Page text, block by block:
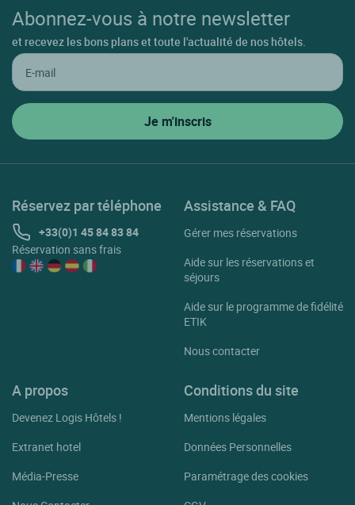
Abonnez-vous à notre newsletter
et recevez les bons plans et toute l'actualité de nos hôtels.
Réservez par téléphone
+33(0)1 45 84 83 84
Réservation sans frais
Assistance & FAQ
Gérer mes réservations
Aide sur les réservations et
séjours
Aide sur le programme de fidélité
ETIK
Nous contacter
A propos
Devenez Logis Hôtels !
Extranet hotel
Média-Presse
Conditions du site
Mentions légales
Données Personnelles
Paramétrage des cookies